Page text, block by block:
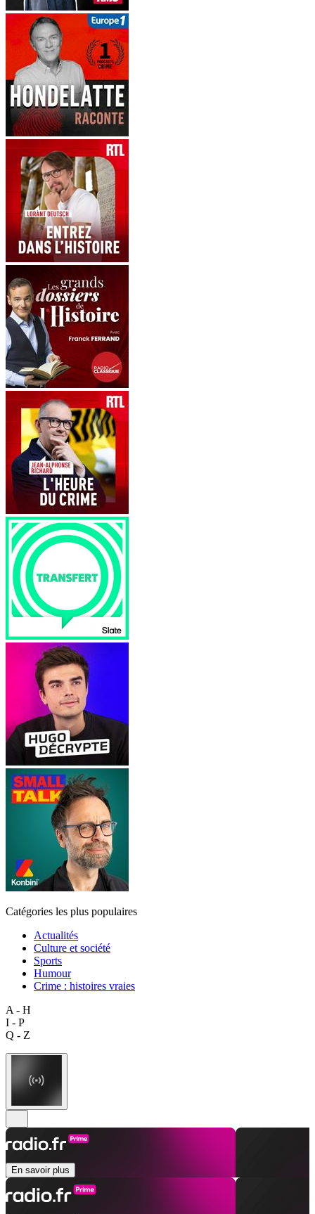
Catégories les plus populaires
Actualités
Culture et société
Sports
Humour
Crime : histoires vraies
A - H
I - P
Q - Z
En savoir plus